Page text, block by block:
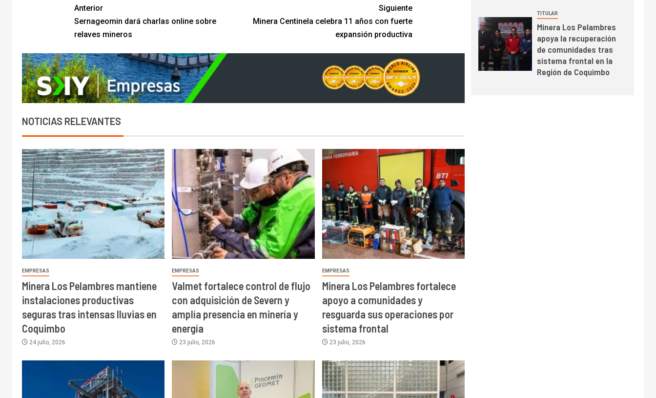
Anterior
Sernageomin dará charlas online sobre
relaves mineros
Siguiente
Minera Centinela celebra 11 años con fuerte
expansión productiva
NOTICIAS RELEVANTES
EMPRESAS
Minera Los Pelambres mantiene
instalaciones productivas
seguras tras intensas lluvias en
Coquimbo
24 julio, 2026
EMPRESAS
Valmet fortalece control de flujo
con adquisición de Severn y
amplía presencia en minería y
energía
23 julio, 2026
EMPRESAS
Minera Los Pelambres fortalece
apoyo a comunidades y
resguarda sus operaciones por
sistema frontal
23 julio, 2026
Codelco reporta Ebitda
de US$ 6.670 millones
y mejora sus
indicadores financieros
TITULAR
Minera Los Pelambres
apoya la recuperación
de comunidades tras
sistema frontal en la
Región de Coquimbo